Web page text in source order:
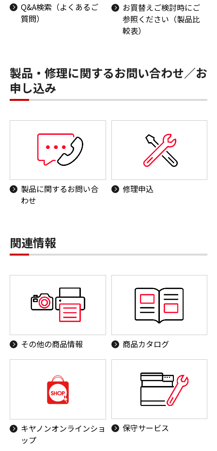
Q&A検索（よくあるご
質問）
お買替えご検討時にご
参照ください（製品比
較表）
製品・修理に関するお問い合わせ／お
申し込み
製品に関するお問い合
わせ
修理申込
関連情報
その他の商品情報 商品カタログ
キヤノンオンラインショ
ップ
保守サービス